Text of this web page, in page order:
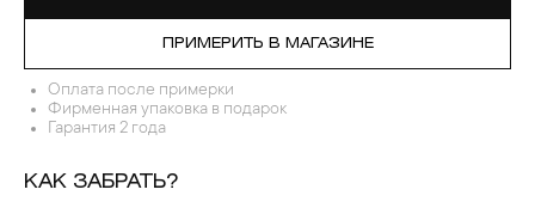
ПРИМЕРИТЬ В МАГАЗИНЕ
Оплата после примерки
Фирменная упаковка в подарок
Гарантия 2 года
КАК ЗАБРАТЬ?